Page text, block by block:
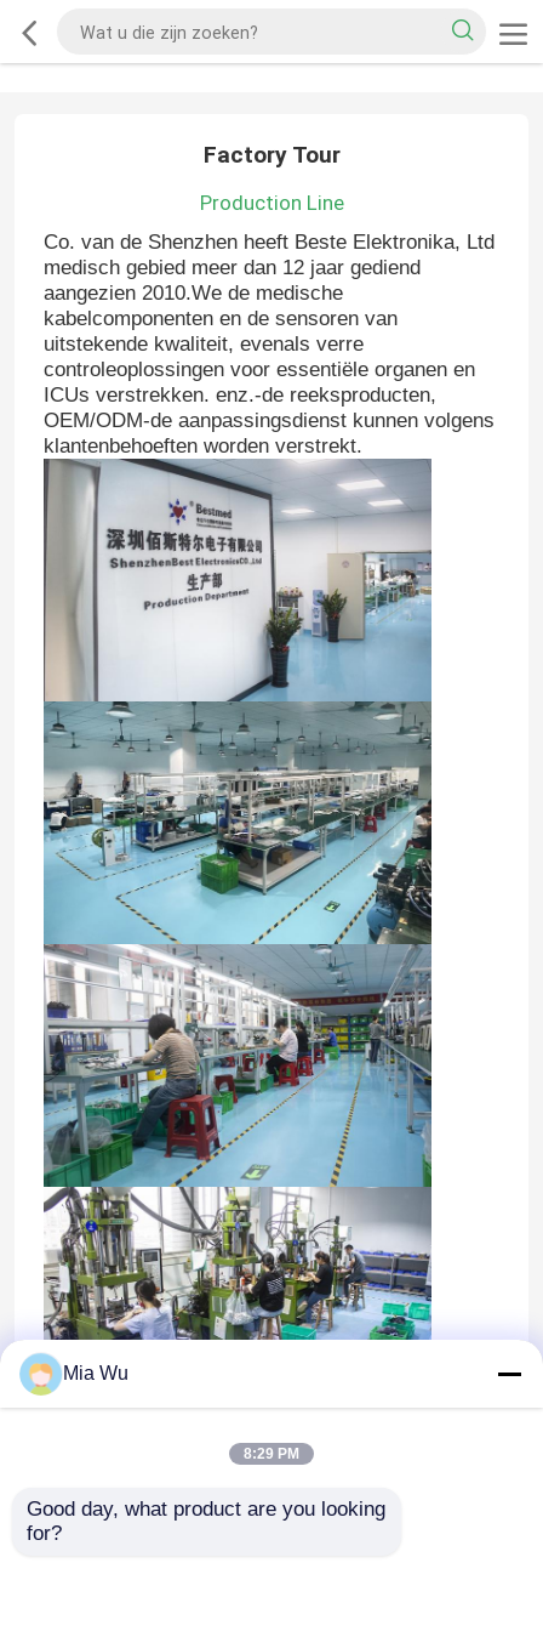
Factory Tour
Production Line
Co. van de Shenzhen heeft Beste Elektronika, Ltd
medisch gebied meer dan 12 jaar gediend
aangezien 2010.We de medische
kabelcomponenten en de sensoren van
uitstekende kwaliteit, evenals verre
controleoplossingen voor essentiële organen en
ICUs verstrekken. enz.-de reeksproducten,
OEM/ODM-de aanpassingsdienst kunnen volgens
klantenbehoeften worden verstrekt.
Mia Wu
8:29 PM
Good day, what product are you looking
for?